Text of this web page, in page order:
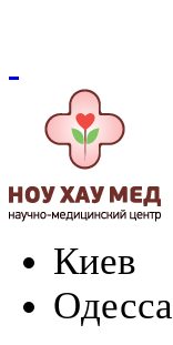
Киев
Одесса